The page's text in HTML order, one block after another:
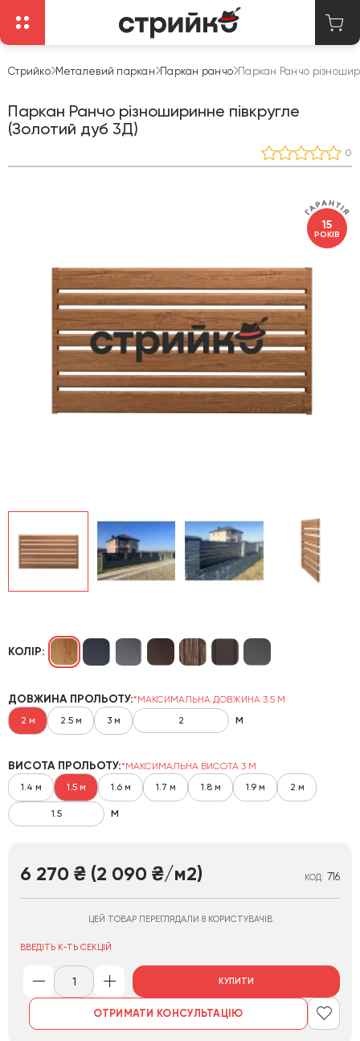
Стрийко Металевий паркан Паркан ранчо Паркан Ранчо
Паркан Ранчо різноширинне півкругле
(Золотий дуб 3Д)
0
15
РОКІВ
КОЛІР:
ДОВЖИНА ПРОЛЬОТУ:*МАКСИМАЛЬНА ДОВЖИНА 3.5 М
2 м
2.5 м 3 м м
ВИСОТА ПРОЛЬОТУ:*МАКСИМАЛЬНА ВИСОТА 3 М
1.4 м
1.5 м 1.6 м 1.7 м 1.8 м 1.9 м 2 м
м
6 270 ₴ (2 090 ₴/м2) КОД: 716
ЦЕЙ ТОВАР ПЕРЕГЛЯДАЛИ 8 КОРИСТУВАЧІВ
ВВЕДІТЬ К-ТЬ СЕКЦІЙ
КУПИТИ
ОТРИМАТИ КОНСУЛЬТАЦІЮ